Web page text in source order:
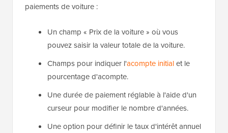
paiements de voiture :
Un champ « Prix de la voiture » où vous
pouvez saisir la valeur totale de la voiture.
Champs pour indiquer l'acompte initialet le
pourcentage d'acompte.
Une durée de paiement réglable à l'aide d'un
curseur pour modifier le nombre d'années.
Une option pour définir le taux d'intérêt annuel